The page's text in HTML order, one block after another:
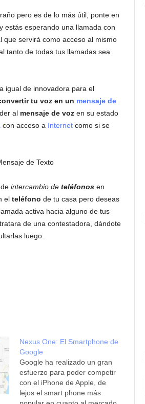
pero es de lo más útil, ponte en
y estás esperando una llamada con
servirá como acceso al mismo
tanto de todas tus llamadas sea
igual de innovadora para el
tu voz en un mensaje de
al mensaje de vozen su estado
con acceso a Internetcomo si se
intercambio de teléfonosen
el teléfono de tu casa pero deseas
activa hacia alguno de tus
de una contestadora, dándote
luego.
Nexus One: El Smartphone de
Google
Google ha realizado un gran
esfuerzo para poder competir
con el iPhone de Apple, de
lejos el smart phone más